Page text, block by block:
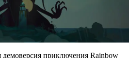
демоверсия приключения Rainbow